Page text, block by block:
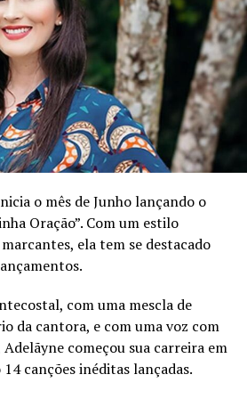
eu pretendo e gostaria de viver
pra música, por ser algo que amo
que me foi dado por Deus. Mas
independente de ganhar
é adorar ao nome de Jesus,
a todas as pessoas possíveis,
me deu (a música), pra que tal
afirmou Igor.
lançou seus dois primeiros
intitulados “Em Mim” e
ano de 2022, ele lançou o seu
que trouxe uma mensagem
o mês de Junho lançando o
Oração”. Com um estilo
ela tem se destacado
com uma mescla de
da cantora, e com uma voz com
começou sua carreira em
canções inéditas lançadas.